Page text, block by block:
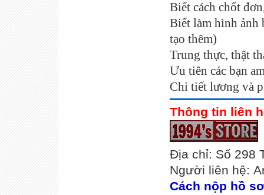
Biết cách chốt
Biết làm hình ảnh
tạo thêm)
Trung thực, thật
Ưu tiên các bạn
Chi tiết lương và
Thông tin liên
Địa chỉ: Số 298
Người liên hệ:
Cách nộp hồ